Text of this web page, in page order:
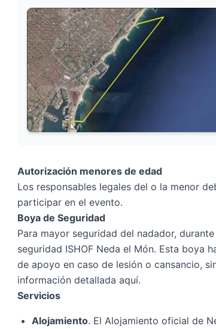
Autorización menores de edad
Los responsables legales del o la menor
participar en el evento.
Boya de Seguridad
Para mayor seguridad del nadador,
seguridad ISHOF Neda el Món. Esta boya
de apoyo en caso de lesión o cansancio,
información detallada aquí.
Servicios
Alojamiento. El Alojamiento oficial de